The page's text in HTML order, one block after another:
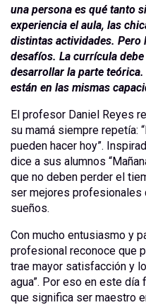
una persona es qué tanto
experiencia el aula, las
distintas actividades. Pero
desafíos. La currícula
desarrollar la parte
están en las mismas
El profesor Daniel Reyes
su mamá siempre repetía:
pueden hacer hoy”.
dice a sus alumnos
que no deben perder el
ser mejores profesionales
sueños.
Con mucho entusiasmo y
profesional reconoce que
trae mayor satisfacción y
agua”. Por eso en este
que significa ser maestro